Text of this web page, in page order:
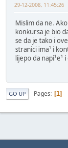
29-12-2008, 11:45:26
Mislim da ne.
konkursa je bio
se da je tako i
stranici ima¹ i
lijepo da napi¹e¹
GO UP Pages 1